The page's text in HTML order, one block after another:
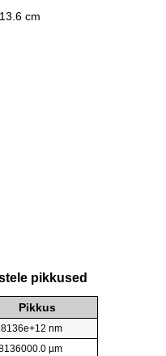
cm
pikkused
Pikkus
nm
µm